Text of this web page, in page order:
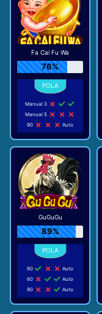
Fa Cai Fu Wa
76%
Manual 3
Manual 5
90
Auto
GuGuGu
89%
90
Auto
60
Auto
90
Auto